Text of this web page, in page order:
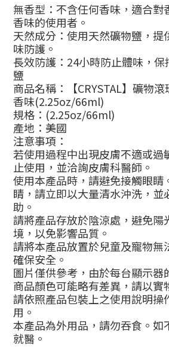
無香型：不含任何香味，適合對
香味的使用者。
天然成分：使用天然礦物鹽，提
味防護。
長效防護：24小時防止體味，
鹽
商品名稱：【CRYSTAL】礦物
香味(2.25oz/66ml)
規格：(2.25oz/66ml)
產地：美國
注意事項：
若使用過程中出現皮膚不適或過
止使用，並洽詢皮膚科醫師。
使用本產品時，請避免接觸眼睛
睛，請立即以大量清水沖洗，並
助。
請將產品存放於陰涼處，避免陽
境，以免影響品質。
請將本產品放置於兒童及寵物無
確保安全。
圖片僅供參考，由於每台顯示器
商品顏色可能略有差異，請以實
請依照產品包裝上之使用說明操
用。
本產品為外用品，請勿吞食。如
就醫。